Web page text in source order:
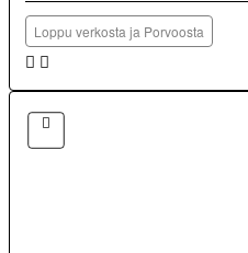
Loppu verkosta ja Porvoosta